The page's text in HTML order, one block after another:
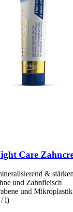
Care
&
und Zahnfleisch
und Mikroplastik
l)